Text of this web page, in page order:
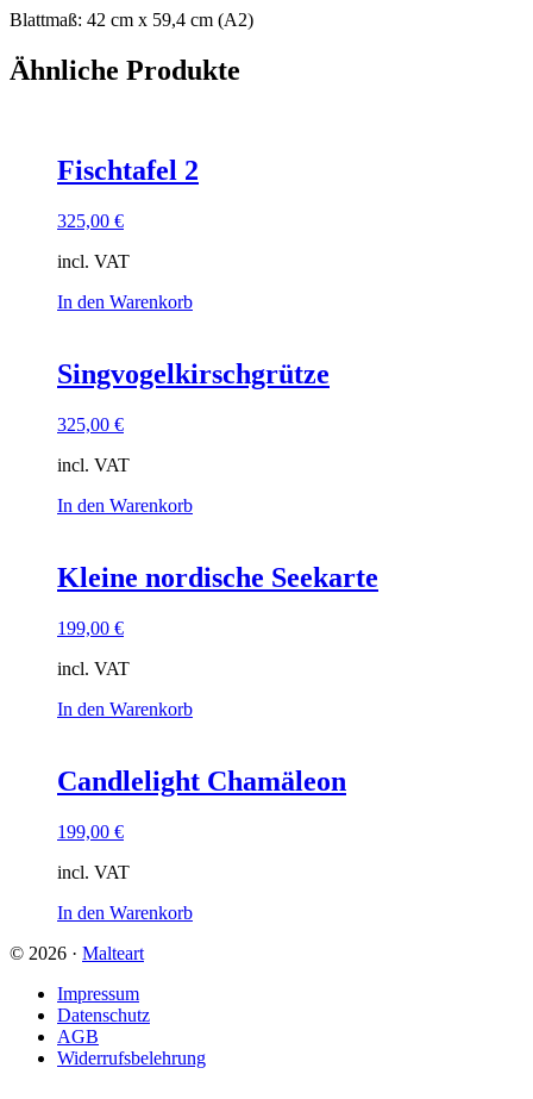
Blattmaß: 42 cm x 59,4 cm (A2)
Ähnliche Produkte
Fischtafel 2
325,00 €
incl. VAT
In den Warenkorb
Singvogelkirschgrütze
325,00 €
incl. VAT
In den Warenkorb
Kleine nordische Seekarte
199,00 €
incl. VAT
In den Warenkorb
Candlelight Chamäleon
199,00 €
incl. VAT
In den Warenkorb
© 2026 · Malteart
Impressum
Datenschutz
AGB
Widerrufsbelehrung